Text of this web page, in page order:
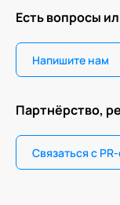
Есть вопросы
Напишите нам
Партнёрство,
Связаться с